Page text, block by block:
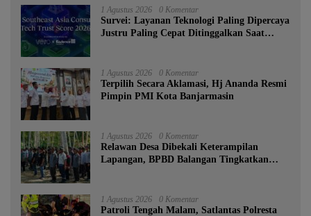
1 Agustus 2026 0 Komentar
Survei: Layanan Teknologi Paling Dipercaya
Justru Paling Cepat Ditinggalkan Saat
1 Agustus 2026 0 Komentar
‎Terpilih Secara Aklamasi, Hj Ananda Resmi
Pimpin PMI Kota Banjarmasin
1 Agustus 2026 0 Komentar
Relawan Desa Dibekali Keterampilan
Lapangan, BPBD Balangan Tingkatkan
1 Agustus 2026 0 Komentar
Patroli Tengah Malam, Satlantas Polresta